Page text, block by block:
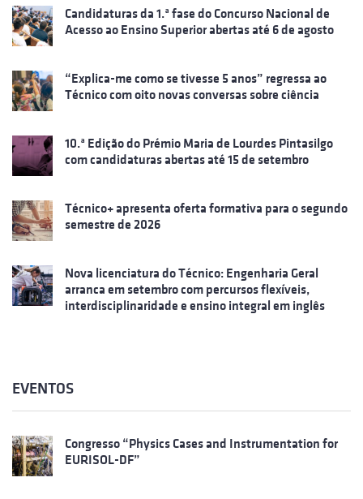
Candidaturas da 1.ª fase do Concurso Nacional de
Acesso ao Ensino Superior abertas até 6 de agosto
“Explica-me como se tivesse 5 anos” regressa ao
Técnico com oito novas conversas sobre ciência
10.ª Edição do Prémio Maria de Lourdes Pintasilgo
com candidaturas abertas até 15 de setembro
Técnico+ apresenta oferta formativa para o segundo
semestre de 2026
Nova licenciatura do Técnico: Engenharia Geral
arranca em setembro com percursos flexíveis,
interdisciplinaridade e ensino integral em inglês
EVENTOS
Congresso “Physics Cases and Instrumentation for
EURISOL-DF”